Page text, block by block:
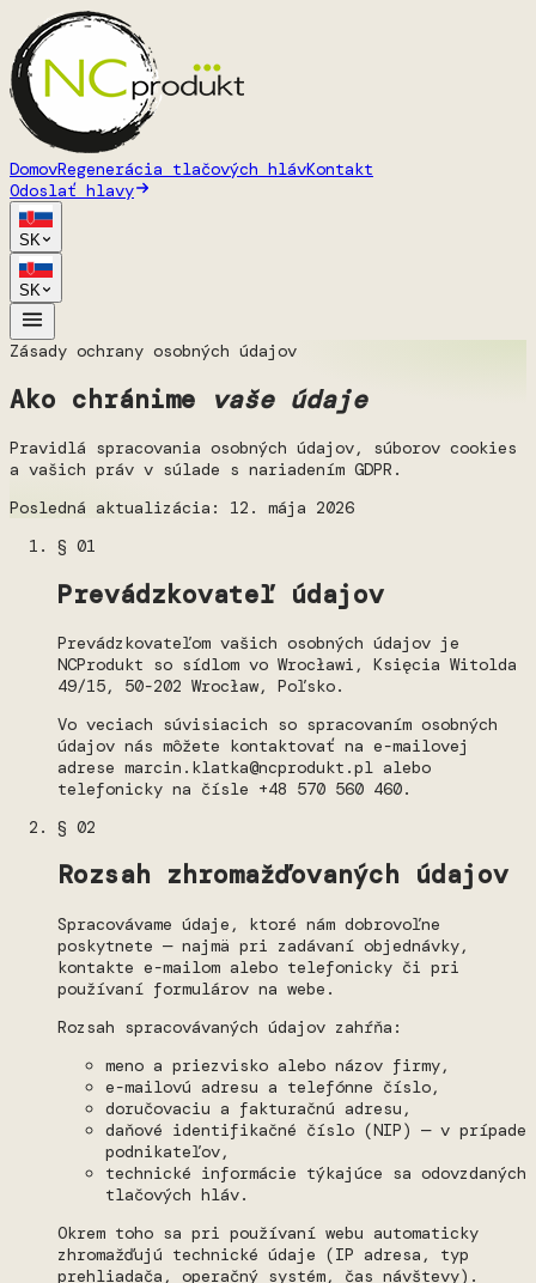
DomovRegenerácia tlačových hlávKontakt
Odoslať hlavy
SK
SK
Zásady ochrany osobných údajov
Ako chránime vaše údaje
Pravidlá spracovania osobných údajov, súborov cookies
a vašich práv v súlade s nariadením GDPR.
Posledná aktualizácia: 12. mája 2026
§ 01
Prevádzkovateľ údajov
Prevádzkovateľom vašich osobných údajov je
NCProdukt so sídlom vo Wrocławi, Księcia Witolda
49/15, 50-202 Wrocław, Poľsko.
Vo veciach súvisiacich so spracovaním osobných
údajov nás môžete kontaktovať na e-mailovej
adrese marcin.klatka@ncprodukt.pl alebo
telefonicky na čísle +48 570 560 460.
§ 02
Rozsah zhromažďovaných údajov
Spracovávame údaje, ktoré nám dobrovoľne
poskytnete — najmä pri zadávaní objednávky,
kontakte e-mailom alebo telefonicky či pri
používaní formulárov na webe.
Rozsah spracovávaných údajov zahŕňa:
meno a priezvisko alebo názov firmy,
e-mailovú adresu a telefónne číslo,
doručovaciu a fakturačnú adresu,
daňové identifikačné číslo (NIP) — v prípade
podnikateľov,
technické informácie týkajúce sa odovzdaných
tlačových hláv.
Okrem toho sa pri používaní webu automaticky
zhromažďujú technické údaje (IP adresa, typ
prehliadača, operačný systém, čas návštevy).